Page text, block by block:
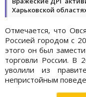
Харьковской
Отмечается, что
Россией городом с
этого он был
торговли России. В
уволили из
непристойным